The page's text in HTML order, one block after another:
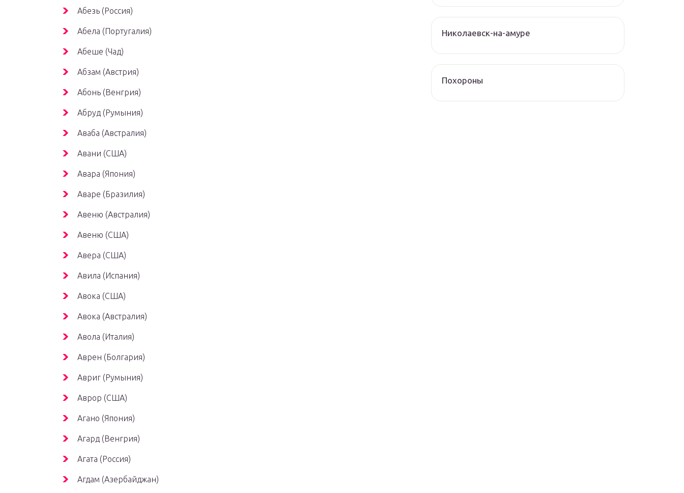
Абезь (Россия)
Абела (Португалия)
Абеше (Чад)
Абзам (Австрия)
Абонь (Венгрия)
Абруд (Румыния)
Аваба (Австралия)
Авани (США)
Авара (Япония)
Аваре (Бразилия)
Авеню (Австралия)
Авеню (США)
Авера (США)
Авила (Испания)
Авока (США)
Авока (Австралия)
Авола (Италия)
Аврен (Болгария)
Авриг (Румыния)
Аврор (США)
Агано (Япония)
Агард (Венгрия)
Агата (Россия)
Агдам (Азербайджан)
Николаевск-на-амуре
Похороны